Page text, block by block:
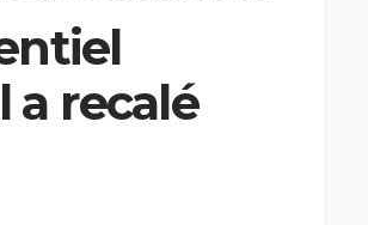
a recalé